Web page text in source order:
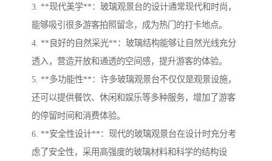
3. **现代美学**：玻璃观景台的设计通常现代和时尚，
能够吸引很多游客拍照留念，成为热门的打卡地点。
4. **良好的自然采光**：玻璃结构能够让自然光线充分
透入，营造开放和通透的空间感，提升游客的体验。
5. **多功能性**：许多玻璃观景台不仅仅是观景设施，
还可以提供餐饮、休闲和娱乐等多种服务，增加了游客
的停留时间和消费体验。
6. **安全性设计**：现代的玻璃观景台在设计时充分考
虑了安全性，采用高强度的玻璃材料和科学的结构设